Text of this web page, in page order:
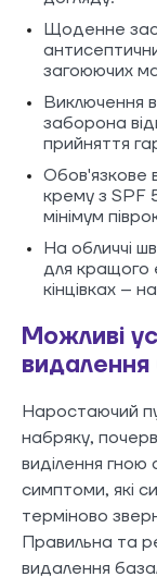
Щоденне
загоюючих
Виключення
заборона
прийняття
Обов'язкове
крему з SPF
мінімум
На обличчі
для кращого
кінцівках –
Можливі
видалення
Наростаючий
набряку,
виділення
симптоми, які
терміново
Правильна та
видалення